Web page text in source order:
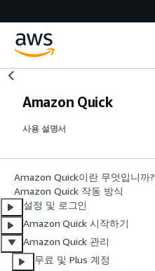
Amazon Quick
사용 설명서
Amazon Quick이란 무엇입니까?
Amazon Quick 작동 방식
설정 및 로그인
Amazon Quick 시작하기
Amazon Quick 관리
무료 및 Plus 계정